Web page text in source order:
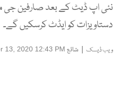
نئی اپ ڈیٹ کے بعد صارفین جی
دستاویزات کو ایڈٹ کرسکیں گے۔
ویب ڈیسک | شائع 13, 2020 12:43 PM